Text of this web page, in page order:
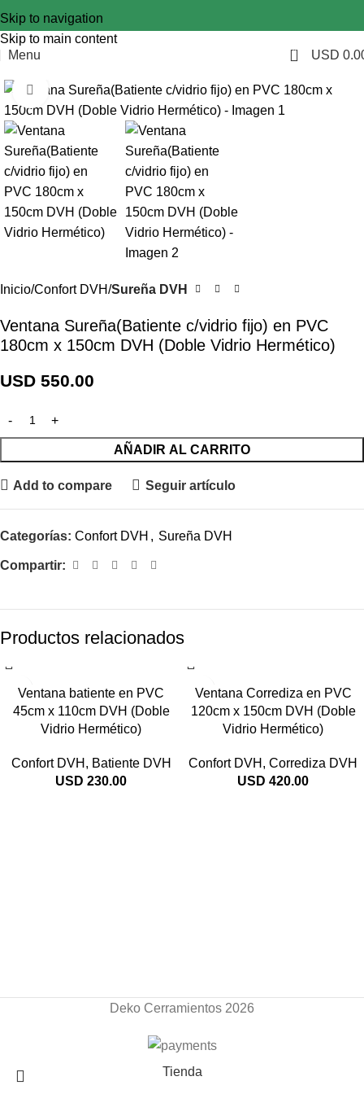
Skip to navigation
Skip to main content
Menu
0 USD
Click to enlarge
Inicio Confort DVH Sureña DVH
Ventana Sureña(Batiente c/vidrio fijo) en PVC
180cm x 150cm DVH (Doble Vidrio Hermético)
USD 550.00
AÑADIR AL CARRITO
Add to compare Seguir artículo
Categorías: Confort DVH , Sureña DVH
Compartir:
Productos relacionados
Ventana batiente en PVC
45cm x 110cm DVH (Doble
Vidrio Hermético)
Confort DVH , Batiente DVH
USD 230.00
Ventana Corrediza en PVC
120cm x 150cm DVH (Doble
Vidrio Hermético)
Confort DVH , Corrediza DVH
USD 420.00
Deko Cerramientos 2026
Tienda